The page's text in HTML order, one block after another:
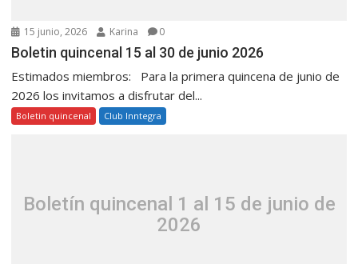
15 junio, 2026 Karina 0
Boletin quincenal 15 al 30 de junio 2026
Estimados miembros: Para la primera quincena de junio de
2026 los invitamos a disfrutar del...
Boletin quincenal Club Inntegra
Boletín quincenal 1 al 15 de junio de
2026